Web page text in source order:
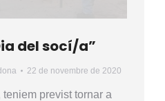
del socí/a”
22 de novembre de 2020
previst tornar a